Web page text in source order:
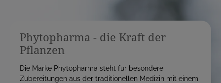
Phytopharma - die Kraft der
Pflanzen
Die Marke Phytopharma steht für besondere
Zubereitungen aus der traditionellen Medizin mit einem